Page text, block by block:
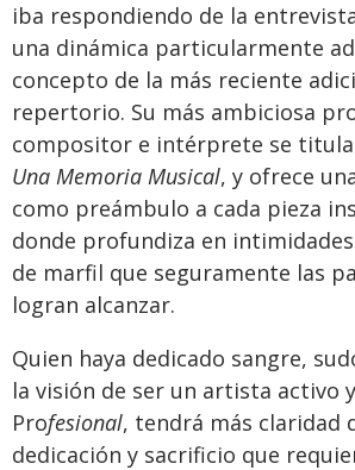
iba respondiendo de la
una dinámica particularmente
concepto de la más reciente
repertorio. Su más ambiciosa
compositor e intérprete se titula
Una Memoria Musical, y ofrece
como preámbulo a cada pieza
donde profundiza en
de marfil que seguramente las
logran alcanzar.
Quien haya dedicado sangre,
la visión de ser un artista activo
Profesional, tendrá más claridad
dedicación y sacrificio que